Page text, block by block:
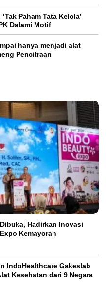
Paham Tata Kelola’
Dalami Motif
hanya menjadi alat
Pencitraan
Hadirkan Inovasi
Kemayoran
IndoHealthcare Gakeslab
Kesehatan dari 9 Negara